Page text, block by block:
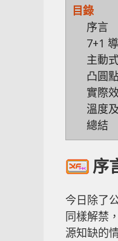
目錄
序言
7+1
主動
凸圓
實際
溫度
總結
序
今日除了
同樣解禁
源知缺的